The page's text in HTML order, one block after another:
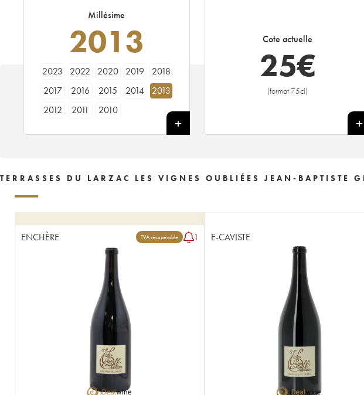
Millésime
2013
2023 2022 2020 2019
2018
2017
2016 2015 2014
2013
2012
2011 2010
Cote actuelle
25€
(format 75cl)
+
TERRASSES DU LARZAC LES VIGNES OUBLIÉES JEAN-BAPTISTE
ENCHÈRE TVA récupérable 1 E-CAVISTE